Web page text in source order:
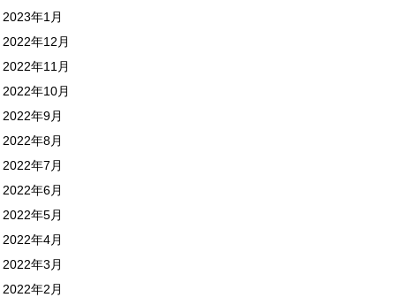
2023年1月
2022年12月
2022年11月
2022年10月
2022年9月
2022年8月
2022年7月
2022年6月
2022年5月
2022年4月
2022年3月
2022年2月